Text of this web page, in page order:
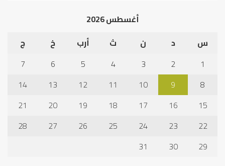
أغسطس 2026
س
د ن ث أرب خ
ج
1
2
3
4
5
6
7
8
9
10
11
12
13
14
15
16
17
18
19
20
21
22
23
24
25
26
27
28
29
30
31